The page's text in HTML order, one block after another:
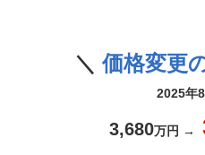
＼価格変更
2025年
3,680万円 →